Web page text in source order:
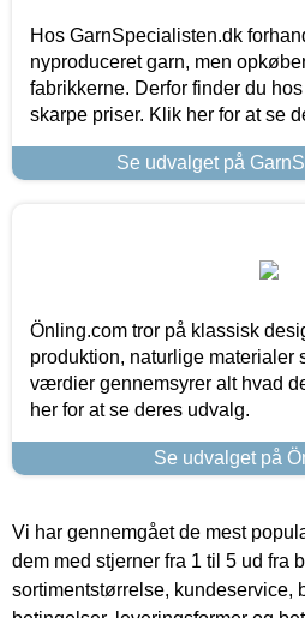
Hos GarnSpecialisten.dk
nyproduceret garn, men
fabrikkerne. Derfor finder du
skarpe priser. Klik her for at se
Se udvalget på
Önling.com tror på klassisk
produktion, naturlige materialer
værdier gennemsyrer alt hvad
her for at se deres udvalg.
Se udvalget på
Vi har gennemgået de mest
dem med stjerner fra 1 til 5 ud fra
sortimentstørrelse, kundeservice,